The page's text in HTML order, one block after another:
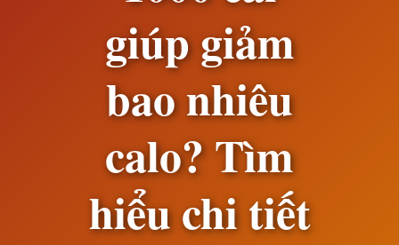
giúp giảm
bao nhiêu
calo? Tìm
hiểu chi tiết